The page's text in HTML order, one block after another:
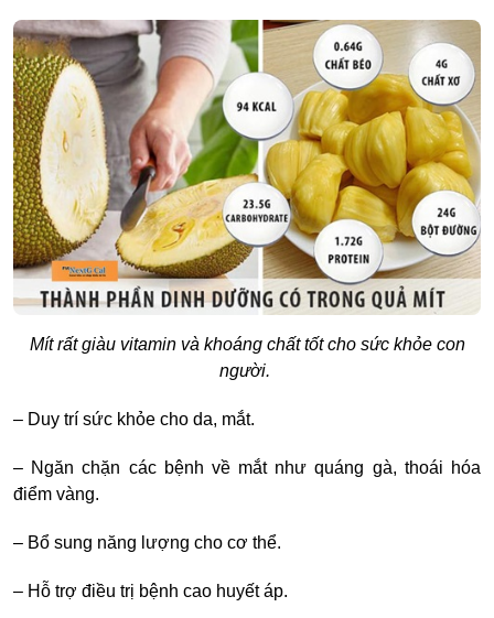
Mít rất giàu vitamin và khoáng chất tốt cho sức khỏe con
người.
– Duy trí sức khỏe cho da, mắt.
– Ngăn chặn các bệnh về mắt như quáng gà, thoái hóa
điểm vàng.
– Bổ sung năng lượng cho cơ thể.
– Hỗ trợ điều trị bệnh cao huyết áp.